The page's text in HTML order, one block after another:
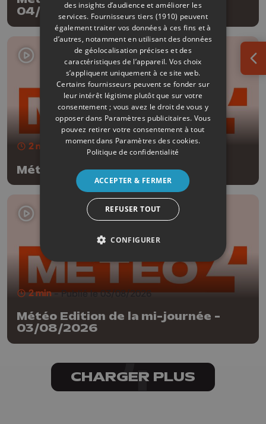
04/08/2026
2 min - Publié le 03/08/2026
Météo Soir - 03/08/2026
2 min- Publié le 03/08/2026
Météo Edition de la mi-journée -
03/08/2026
CHARGER PLUS
des insights d’audience et améliorer les
services. Fournisseurs tiers (1910) peuvent
également traiter vos données à ces fins et à
d’autres, notamment en utilisant des données
de géolocalisation précises et des
caractéristiques de l’appareil. Vos choix
s’appliquent uniquement à ce site web.
Certains fournisseurs peuvent se fonder sur
leur intérêt légitime plutôt que sur votre
consentement ; vous avez le droit de vous y
opposer dans Paramètres publicitaires. Vous
pouvez retirer votre consentement à tout
moment dans Paramètres des cookies.
Politique de confidentialité
ACCEPTER & FERMER
REFUSER TOUT
CONFIGURER